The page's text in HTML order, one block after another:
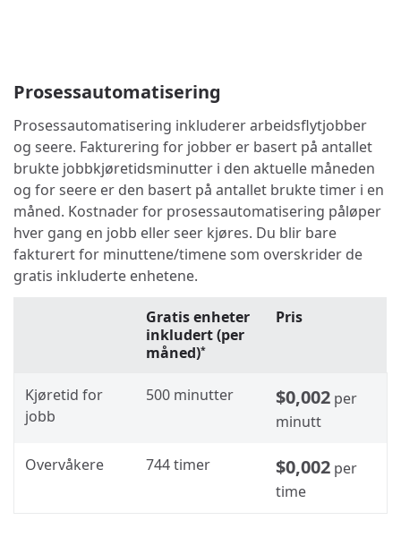
Prosessautomatisering
Prosessautomatisering inkluderer arbeidsflytjobber
og seere. Fakturering for jobber er basert på antallet
brukte jobbkjøretidsminutter i den aktuelle måneden
og for seere er den basert på antallet brukte timer i en
måned. Kostnader for prosessautomatisering påløper
hver gang en jobb eller seer kjøres. Du blir bare
fakturert for minuttene/timene som overskrider de
gratis inkluderte enhetene.
Gratis enheter
inkludert (per
måned)*
Pris
Kjøretid for
jobb
500 minutter $0,002 per
minutt
Overvåkere 744 timer $0,002 per
time